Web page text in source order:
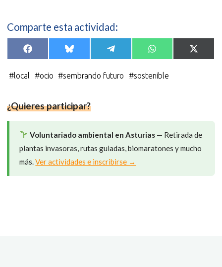
Comparte esta actividad:
Compartir
en
F
a
e
b
Compartir
en
B
l
e
s
Compartir
en
e
e
g
Compartir
en
h
t
s
en
(
#local #ocio #sembrando futuro #sostenible
¿Quieres participar?
Voluntariado ambiental en Asturias— Retirada de
plantas invasoras, rutas guiadas, biomaratones y mucho
más.Ver actividades e inscribirse →